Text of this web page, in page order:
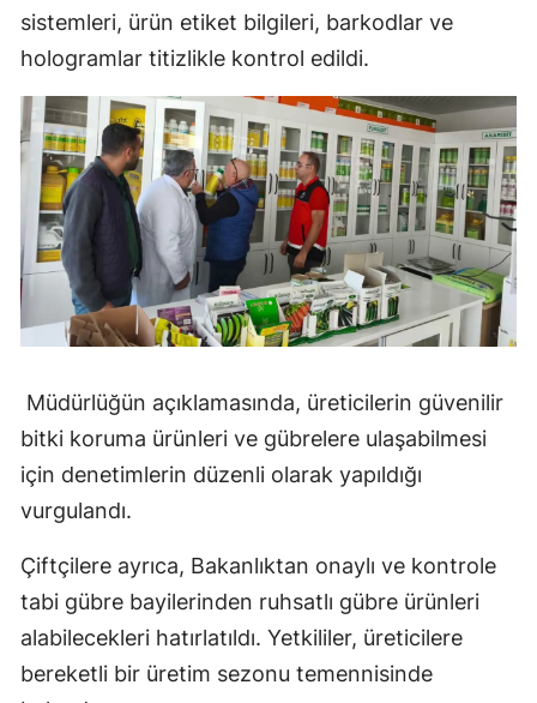
Gaziantep
Gümüşhane
Hakkari
Hatay
Isparta
Mersin
İzmir
Kars
Kayseri
Kırklareli
Kırşehir
sistemleri, ürün etiket bilgileri, barkodlar ve
hologramlar titizlikle kontrol edildi.
Müdürlüğün açıklamasında, üreticilerin güvenilir
bitki koruma ürünleri ve gübrelere ulaşabilmesi
için denetimlerin düzenli olarak yapıldığı
vurgulandı.
Çiftçilere ayrıca, Bakanlıktan onaylı ve kontrole
tabi gübre bayilerinden ruhsatlı gübre ürünleri
alabilecekleri hatırlatıldı. Yetkililer, üreticilere
bereketli bir üretim sezonu temennisinde